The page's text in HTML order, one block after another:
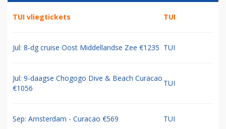
TUI vliegtickets TUI
Jul: 8-dg cruise Oost Middellandse Zee €1235 TUI
Jul: 9-daagse Chogogo Dive & Beach Curacao
€1056
TUI
Sep: Amsterdam - Curacao €569 TUI